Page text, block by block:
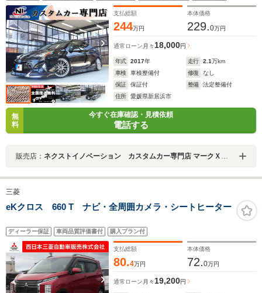
ー・白内装・クリアランスソナー・PKSB・
支払総額
244万円
本体価格
229.0万円
通常ローン 月々 18,000円
年式 2017年 走行 2.1万km
車検
車検整備付 修復
なし
保証
保証付 整備
法定整備付
住所
愛媛県新居浜市
無
料
今すぐ在庫確認・見積依頼
電話する
販売店： ネクストイノベーション カスタムカー専門店 マークＸ・クラウン・プリウス専門店
三菱
eKクロス 660 T ナビ・全周囲カメラ・シートヒーター
ディーラー保証 車両品質評価書付 購入プラン付
支払総額
80.4万円
本体価格
72.0万円
通常ローン 月々19,200円